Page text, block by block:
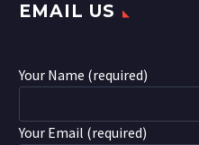
EMAIL US
Your Name (required)
Your Email (required)